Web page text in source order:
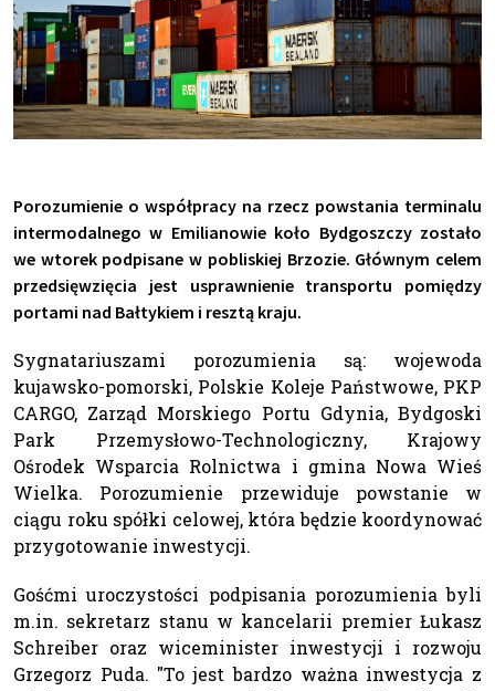
Porozumienie o współpracy na rzecz powstania terminalu
intermodalnego w Emilianowie koło Bydgoszczy zostało
we wtorek podpisane w pobliskiej Brzozie. Głównym celem
przedsięwzięcia jest usprawnienie transportu pomiędzy
portami nad Bałtykiem i resztą kraju.
Sygnatariuszami porozumienia są: wojewoda
kujawsko-pomorski, Polskie Koleje Państwowe, PKP
CARGO, Zarząd Morskiego Portu Gdynia, Bydgoski
Park Przemysłowo-Technologiczny, Krajowy
Ośrodek Wsparcia Rolnictwa i gmina Nowa Wieś
Wielka. Porozumienie przewiduje powstanie w
ciągu roku spółki celowej, która będzie koordynować
przygotowanie inwestycji.
Gośćmi uroczystości podpisania porozumienia byli
m.in. sekretarz stanu w kancelarii premier Łukasz
Schreiber oraz wiceminister inwestycji i rozwoju
Grzegorz Puda. "To jest bardzo ważna inwestycja z